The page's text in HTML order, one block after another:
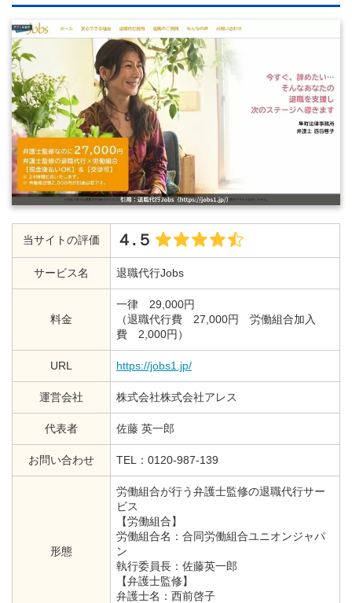
当サイトの評価 ４.５
サービス名 退職代行Jobs
料金
一律 29,000円
（退職代行費 27,000円 労働組合加入
費 2,000円）
URL https://jobs1.jp/
運営会社 株式会社株式会社アレス
代表者 佐藤 英一郎
お問い合わせ TEL：0120-987-139
形態
労働組合が行う弁護士監修の退職代行サー
ビス
【労働組合】
労働組合名：合同労働組合ユニオンジャパ
ン
執行委員長：佐藤英一郎
【弁護士監修】
弁護士名：西前啓子